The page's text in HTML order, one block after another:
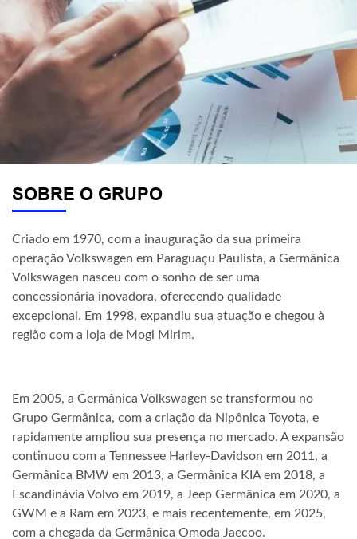
SOBRE O GRUPO
Criado em 1970, com a inauguração da sua primeira
operação Volkswagen em Paraguaçu Paulista, a Germânica
Volkswagen nasceu com o sonho de ser uma
concessionária inovadora, oferecendo qualidade
excepcional. Em 1998, expandiu sua atuação e chegou à
região com a loja de Mogi Mirim.
Em 2005, a Germânica Volkswagen se transformou no
Grupo Germânica, com a criação da Nipônica Toyota, e
rapidamente ampliou sua presença no mercado. A expansão
continuou com a Tennessee Harley-Davidson em 2011, a
Germânica BMW em 2013, a Germânica KIA em 2018, a
Escandinávia Volvo em 2019, a Jeep Germânica em 2020, a
GWM e a Ram em 2023, e mais recentemente, em 2025,
com a chegada da Germânica Omoda Jaecoo.